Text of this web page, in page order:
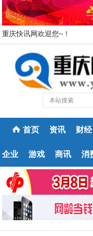
重庆快讯网欢迎您~！
首页 资讯 财经
企业 游戏 商讯 消